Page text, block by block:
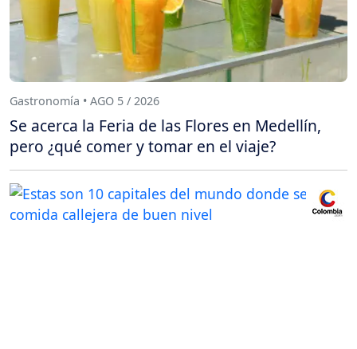
Gastronomía • AGO 5 / 2026
Se acerca la Feria de las Flores en Medellín,
pero ¿qué comer y tomar en el viaje?